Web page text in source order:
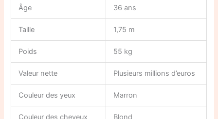
Âge 36 ans
Taille 1,75 m
Poids 55 kg
Valeur nette Plusieurs millions d’euros
Couleur des yeux Marron
Couleur des cheveux Blond